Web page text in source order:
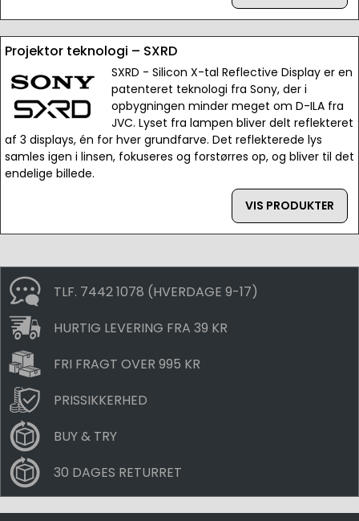
Projektor teknologi – SXRD
SXRD - Silicon X-tal Reflective Display er en
patenteret teknologi fra Sony, der i
opbygningen minder meget om D-ILA fra
JVC. Lyset fra lampen bliver delt reflekteret
af 3 displays, én for hver grundfarve. Det reflekterede lys
samles igen i linsen, fokuseres og forstørres op, og bliver til det
endelige billede.
VIS PRODUKTER
TLF. 7442 1078 (HVERDAGE 9-17)
HURTIG LEVERING FRA 39 KR
FRI FRAGT OVER 995 KR
PRISSIKKERHED
BUY & TRY
30 DAGES RETURRET